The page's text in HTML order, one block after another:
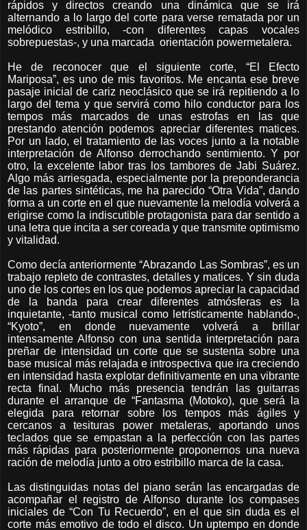
rápidos y directos creando una dinámica que se irá
alternando a lo largo del corte para verse rematada por un
melódico estribillo, -con diferentes capas vocales
sobrepuestas-, y una marcada orientación powermetalera.
He de reconocer que el siguiente corte, “El Efecto
Mariposa”, es uno de mis favoritos. Me encanta ese breve
pasaje inicial de cariz neoclásico que se irá repitiendo a lo
largo del tema y que servirá como hilo conductor para los
tempos más marcados de unas estrofas en las que
prestando atención podemos apreciar diferentes matices.
Por un lado, el tratamiento de las voces junto a la notable
interpretación de Alfonso derrochando sentimiento. Y por
otro, la excelente labor tras los tambores de Jabi Suárez.
Algo más arriesgada, especialmente por la preponderancia
de las partes sintéticas, me ha parecido “Otra Vida”, dando
forma a un corte en el que nuevamente la melodía volverá a
erigirse como la indiscutible protagonista para dar sentido a
una letra que incita a ser coreada y que transmite optimismo
y vitalidad.
Como decía anteriormente “Abrazando Las Sombras”, es un
trabajo repleto de contrastes, detalles y matices. Y sin duda
uno de los cortes en los que podemos apreciar la capacidad
de la banda para crear diferentes atmósferas es la
inquietante, -tanto musical como letrísticamente hablando-,
“Kyoto”, en donde nuevamente volverá a brillar
intensamente Alfonso con una sentida interpretación para
preñar de intensidad un corte que se sustenta sobre una
base musical más relajada e introspectiva que ira creciendo
en intensidad hasta explotar definitivamente en una vibrante
recta final. Mucho más presencia tendrán las guitarras
durante el arranque de “Fantasma (Motoko), que será la
elegida para retornar sobre los tempos más ágiles y
cercanos a tesituras power metaleras, aportando unos
teclados que se empastan a la perfección con las partes
más rápidas para posteriormente proponernos una nueva
ración de melodía junto a otro estribillo marca de la casa.
Las distinguidas notas del piano serán las encargadas de
acompañar el registro de Alfonso durante los compases
iniciales de “Con Tu Recuerdo”, en el que sin duda es el
corte más emotivo de todo el disco. Un uptempo en donde